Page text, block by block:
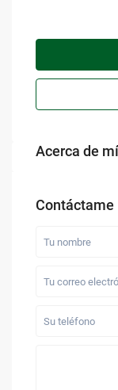
Acerca de
Contáctame